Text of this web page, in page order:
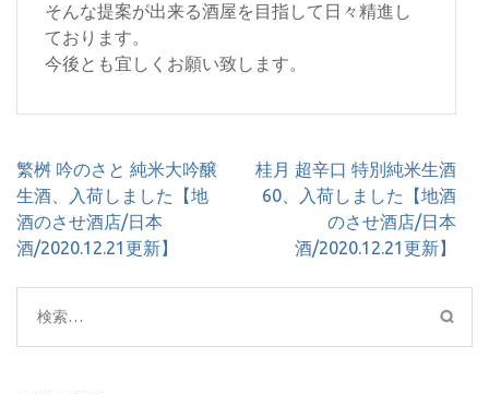
そんな提案が出来る酒屋を目指して日々精進し
ております。
今後とも宜しくお願い致します。
投
稿
ナ
ビ
シ
ョ
繁桝 吟のさと 純米大吟醸
生酒、入荷しました【地
酒のさせ酒店/日本
酒/2020.12.21更新】
桂月 超辛口 特別純米生酒
60、入荷しました【地酒
のさせ酒店/日本
酒/2020.12.21更新】
検
索: